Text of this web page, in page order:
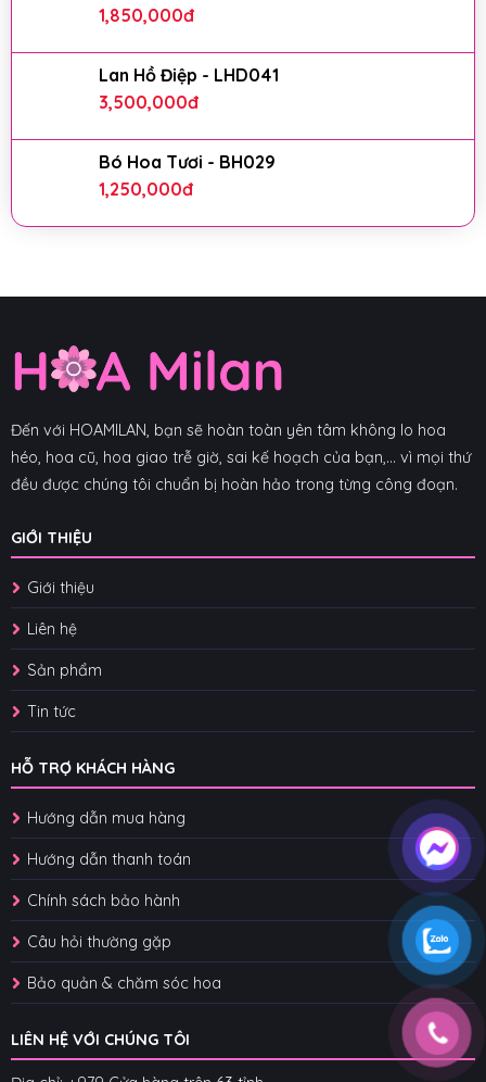
1,850,000đ
Lan Hồ Điệp - LHD041
3,500,000đ
Bó Hoa Tươi - BH029
1,250,000đ
Đến với HOAMILAN, bạn sẽ hoàn toàn yên tâm không lo hoa
héo, hoa cũ, hoa giao trễ giờ, sai kế hoạch của bạn,... vì mọi thứ
đều được chúng tôi chuẩn bị hoàn hảo trong từng công đoạn.
GIỚI THIỆU
Giới thiệu
Liên hệ
Sản phẩm
Tin tức
HỖ TRỢ KHÁCH HÀNG
Hướng dẫn mua hàng
Hướng dẫn thanh toán
Chính sách bảo hành
Câu hỏi thường gặp
Bảo quản & chăm sóc hoa
LIÊN HỆ VỚI CHÚNG TÔI